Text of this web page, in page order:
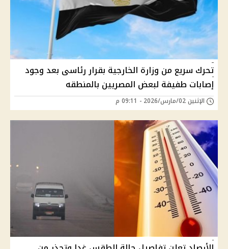
تحرك سريع من وزارة الخارجية بقرار رئاسى بعد وجود
إصابات طفيفة لبعض المصريين بالمنطقه
الإثنين 02/مارس/2026 - 09:11 م